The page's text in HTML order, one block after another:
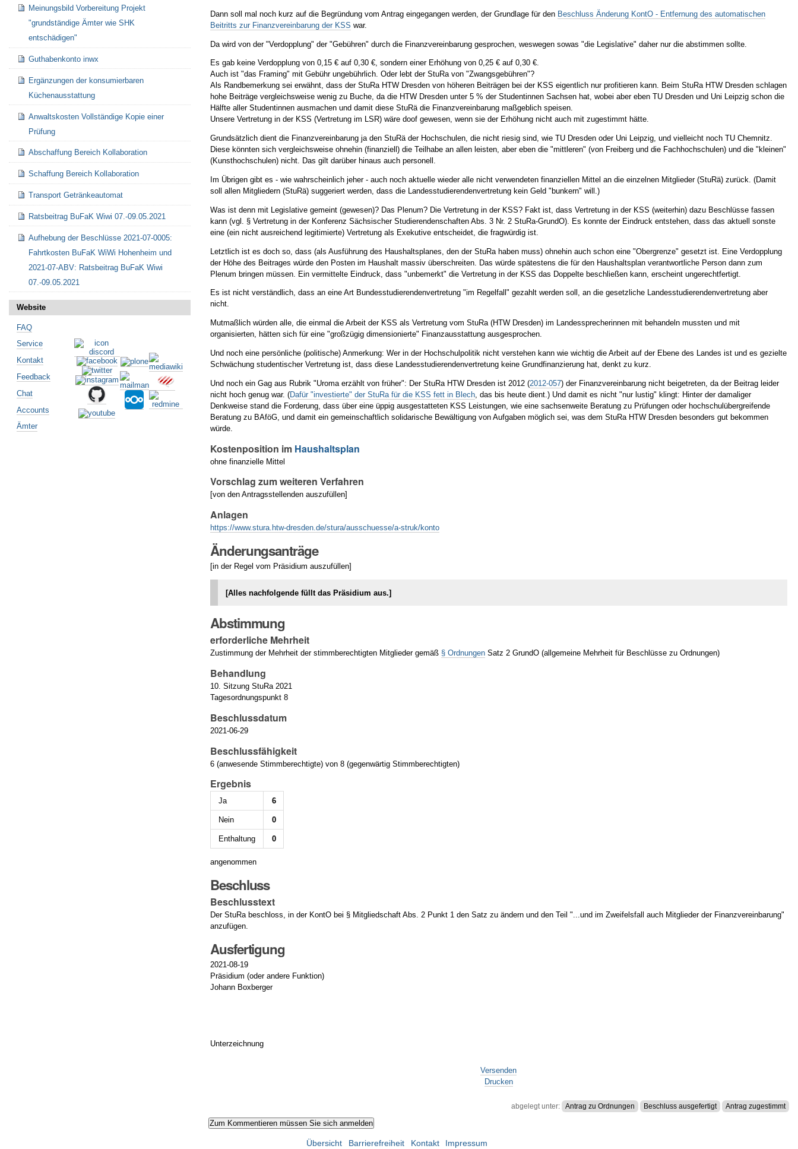
Dann soll mal noch kurz auf die Begründung vom Antrag eingegangen werden, der Grundlage für den Beschluss Änderung KontO - Entfernung des automatischen
Beitritts zur Finanzvereinbarung der KSS war.
Da wird von der "Verdopplung" der "Gebühren" durch die Finanzvereinbarung gesprochen, weswegen sowas "die Legislative" daher nur die abstimmen sollte.
Es gab keine Verdopplung von 0,15 € auf 0,30 €, sondern einer Erhöhung von 0,25 € auf 0,30 €.
Auch ist "das Framing" mit Gebühr ungebührlich. Oder lebt der StuRa von "Zwangsgebühren"?
Als Randbemerkung sei erwähnt, dass der StuRa HTW Dresden von höheren Beiträgen bei der KSS eigentlich nur profitieren kann. Beim StuRa HTW Dresden schlagen
hohe Beiträge vergleichsweise wenig zu Buche, da die HTW Dresden unter 5 % der Studentinnen Sachsen hat, wobei aber eben TU Dresden und Uni Leipzig schon die
Hälfte aller Studentinnen ausmachen und damit diese StuRä die Finanzvereinbarung maßgeblich speisen.
Unsere Vertretung in der KSS (Vertretung im LSR) wäre doof gewesen, wenn sie der Erhöhung nicht auch mit zugestimmt hätte.
Grundsätzlich dient die Finanzvereinbarung ja den StuRä der Hochschulen, die nicht riesig sind, wie TU Dresden oder Uni Leipzig, und vielleicht noch TU Chemnitz.
Diese könnten sich vergleichsweise ohnehin (finanziell) die Teilhabe an allen leisten, aber eben die "mittleren" (von Freiberg und die Fachhochschulen) und die "kleinen"
(Kunsthochschulen) nicht. Das gilt darüber hinaus auch personell.
Im Übrigen gibt es - wie wahrscheinlich jeher - auch noch aktuelle wieder alle nicht verwendeten finanziellen Mittel an die einzelnen Mitglieder (StuRä) zurück. (Damit
soll allen Mitgliedern (StuRä) suggeriert werden, dass die Landesstudierendenvertretung kein Geld "bunkern" will.)
Was ist denn mit Legislative gemeint (gewesen)? Das Plenum? Die Vertretung in der KSS? Fakt ist, dass Vertretung in der KSS (weiterhin) dazu Beschlüsse fassen
kann (vgl. § Vertretung in der Konferenz Sächsischer Studierendenschaften Abs. 3 Nr. 2 StuRa-GrundO). Es konnte der Eindruck entstehen, dass das aktuell sonste
eine (ein nicht ausreichend legitimierte) Vertretung als Exekutive entscheidet, die fragwürdig ist.
Letztlich ist es doch so, dass (als Ausführung des Haushaltsplanes, den der StuRa haben muss) ohnehin auch schon eine "Obergrenze" gesetzt ist. Eine Verdopplung
der Höhe des Beitrages würde den Posten im Haushalt massiv überschreiten. Das würde spätestens die für den Haushaltsplan verantwortliche Person dann zum
Plenum bringen müssen. Ein vermittelte Eindruck, dass "unbemerkt" die Vertretung in der KSS das Doppelte beschließen kann, erscheint ungerechtfertigt.
Es ist nicht verständlich, dass an eine Art Bundesstudierendenvertretung "im Regelfall" gezahlt werden soll, an die gesetzliche Landesstudierendenvertretung aber
nicht.
Mutmaßlich würden alle, die einmal die Arbeit der KSS als Vertretung vom StuRa (HTW Dresden) im Landessprecherinnen mit behandeln mussten und mit
organisierten, hätten sich für eine "großzügig dimensionierte" Finanzausstattung ausgesprochen.
Und noch eine persönliche (politische) Anmerkung: Wer in der Hochschulpolitik nicht verstehen kann wie wichtig die Arbeit auf der Ebene des Landes ist und es gezielte
Schwächung studentischer Vertretung ist, dass diese Landesstudierendenvertretung keine Grundfinanzierung hat, denkt zu kurz.
Und noch ein Gag aus Rubrik "Uroma erzählt von früher": Der StuRa HTW Dresden ist 2012 (2012-057) der Finanzvereinbarung nicht beigetreten, da der Beitrag leider
nicht hoch genug war. (Dafür "investierte" der StuRa für die KSS fett in Blech , das bis heute dient.) Und damit es nicht "nur lustig" klingt: Hinter der damaliger
Denkweise stand die Forderung, dass über eine üppig ausgestatteten KSS Leistungen, wie eine sachsenweite Beratung zu Prüfungen oder hochschulübergreifende
Beratung zu BAföG, und damit ein gemeinschaftlich solidarische Bewältigung von Aufgaben möglich sei, was dem StuRa HTW Dresden besonders gut bekommen
würde.
Kostenposition im Haushaltsplan
ohne finanzielle Mittel
Vorschlag zum weiteren Verfahren
[von den Antragsstellenden auszufüllen]
Anlagen
https://www.stura.htw-dresden.de/stura/ausschuesse/a-struk/konto
Änderungsanträge
[in der Regel vom Präsidium auszufüllen]
[Alles nachfolgende füllt das Präsidium aus.]
Abstimmung
erforderliche Mehrheit
Zustimmung der Mehrheit der stimmberechtigten Mitglieder gemäß § Ordnungen Satz 2 GrundO (allgemeine Mehrheit für Beschlüsse zu Ordnungen)
Behandlung
10. Sitzung StuRa 2021
Tagesordnungspunkt 8
Beschlussdatum
2021-06-29
Beschlussfähigkeit
6 (anwesende Stimmberechtigte) von 8 (gegenwärtig Stimmberechtigten)
Ergebnis
Ja 6
Nein 0
Enthaltung 0
angenommen
Beschluss
Beschlusstext
Der StuRa beschloss, in der KontO bei § Mitgliedschaft Abs. 2 Punkt 1 den Satz zu ändern und den Teil "...und im Zweifelsfall auch Mitglieder der Finanzvereinbarung"
anzufügen.
Ausfertigung
2021-08-19
Präsidium (oder andere Funktion)
Johann Boxberger
Unterzeichnung
Versenden
Drucken
abgelegt unter: Antrag zu Ordnungen Beschluss ausgefertigt Antrag zugestimmt
Meinungsbild Vorbereitung Projekt
"grundständige Ämter wie SHK
entschädigen"
Guthabenkonto inwx
Ergänzungen der konsumierbaren
Küchenausstattung
Anwaltskosten Vollständige Kopie einer
Prüfung
Abschaffung Bereich Kollaboration
Schaffung Bereich Kollaboration
Transport Getränkeautomat
Ratsbeitrag BuFaK Wiwi 07.-09.05.2021
Aufhebung der Beschlüsse 2021-07-0005:
Fahrtkosten BuFaK WiWi Hohenheim und
2021-07-ABV: Ratsbeitrag BuFaK Wiwi
07.-09.05.2021
Website
FAQ
Service
Kontakt
Feedback
Chat
Accounts
Ämter
Übersicht Barrierefreiheit Kontakt Impressum